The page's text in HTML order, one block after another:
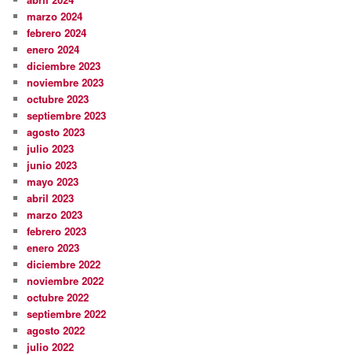
marzo 2024
febrero 2024
enero 2024
diciembre 2023
noviembre 2023
octubre 2023
septiembre 2023
agosto 2023
julio 2023
junio 2023
mayo 2023
abril 2023
marzo 2023
febrero 2023
enero 2023
diciembre 2022
noviembre 2022
octubre 2022
septiembre 2022
agosto 2022
julio 2022